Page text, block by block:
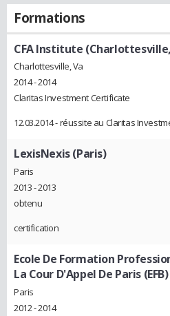
Formations
CFA Institute
Charlottesville, Va
2014 - 2014
Claritas Investment Certificate
12.03.2014 - réussite au Claritas
LexisNexis (Paris)
Paris
2013 - 2013
obtenu
certification
Ecole De Formation
La Cour D'Appel De Paris
Paris
2012 - 2014